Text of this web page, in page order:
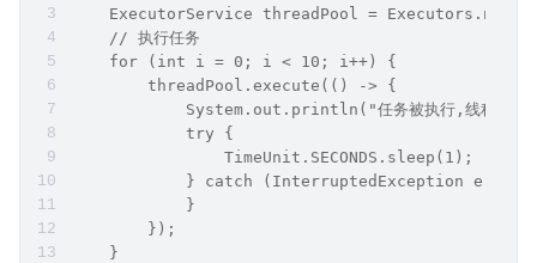
ExecutorService threadPool =
    // 执行任务
    for (int i = 0; i < 10; i++) {
        threadPool.execute(() -> {
System.out.println("任务被执行,线程
            try {
                TimeUnit.SECONDS.sleep(1);
            } catch (InterruptedException e) {
            }
        });
    }